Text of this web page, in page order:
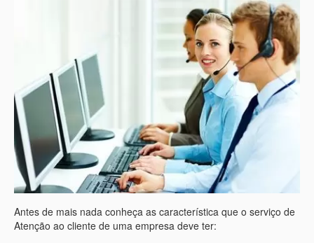
Antes de mais nada conheça as característica que o serviço de
Atenção ao cliente de uma empresa deve ter: